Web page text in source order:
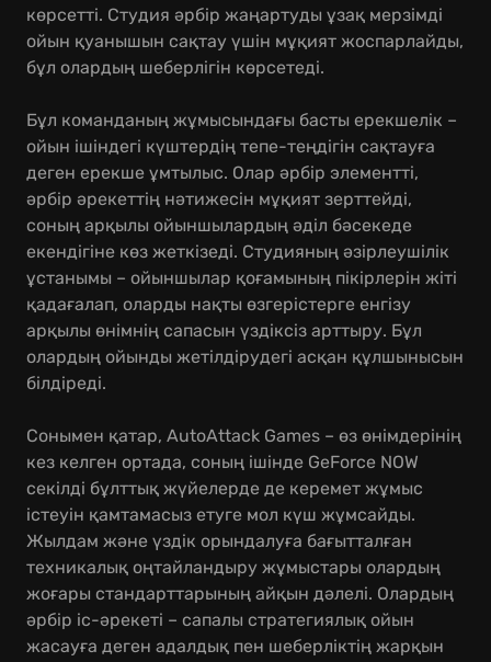
көрсетті. Студия әрбір жаңартуды ұзақ мерзімді
ойын қуанышын сақтау үшін мұқият жоспарлайды,
бұл олардың шеберлігін көрсетеді.
Бұл команданың жұмысындағы басты ерекшелік –
ойын ішіндегі күштердің тепе-теңдігін сақтауға
деген ерекше ұмтылыс. Олар әрбір элементті,
әрбір әрекеттің нәтижесін мұқият зерттейді,
соның арқылы ойыншылардың әділ бәсекеде
екендігіне көз жеткізеді. Студияның әзірлеушілік
ұстанымы – ойыншылар қоғамының пікірлерін жіті
қадағалап, оларды нақты өзгерістерге енгізу
арқылы өнімнің сапасын үздіксіз арттыру. Бұл
олардың ойынды жетілдірудегі асқан құлшынысын
білдіреді.
Сонымен қатар, AutoAttack Games – өз өнімдерінің
кез келген ортада, соның ішінде GeForce NOW
секілді бұлттық жүйелерде де керемет жұмыс
істеуін қамтамасыз етуге мол күш жұмсайды.
Жылдам және үздік орындалуға бағытталған
техникалық оңтайландыру жұмыстары олардың
жоғары стандарттарының айқын дәлелі. Олардың
әрбір іс-әрекеті – сапалы стратегиялық ойын
жасауға деген адалдық пен шеберліктің жарқын